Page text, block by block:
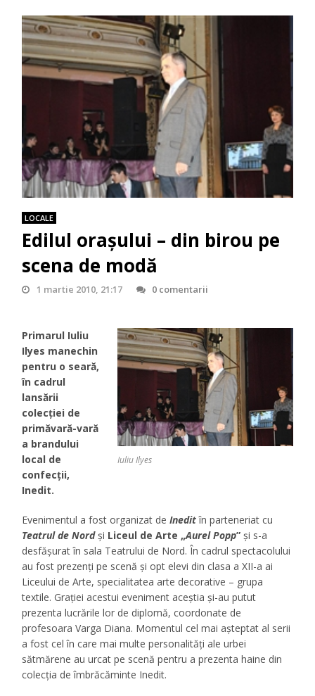
LOCALE
Edilul oraşului – din birou pe
scena de modă
1 martie 2010, 21:17 0 comentarii
Iuliu Ilyes
Primarul Iuliu
Ilyes manechin
pentru o seară,
în cadrul
lansării
colecţiei de
primăvară-vară
a brandului
local de
confecţii,
Inedit.
Evenimentul a fost organizat deIneditîn parteneriat cu
Teatrul de Nordşi Liceul de Arte „Aurel Popp” şi s-a
desfăşurat în sala Teatrului de Nord. În cadrul spectacolului
au fost prezenţi pe scenă şi opt elevi din clasa a XII-a ai
Liceului de Arte, specialitatea arte decorative – grupa
textile. Graţiei acestui eveniment aceştia şi-au putut
prezenta lucrările lor de diplomă, coordonate de
profesoara Varga Diana. Momentul cel mai aşteptat al serii
a fost cel în care mai multe personalităţi ale urbei
sătmărene au urcat pe scenă pentru a prezenta haine din
colecţia de îmbrăcăminte Inedit.